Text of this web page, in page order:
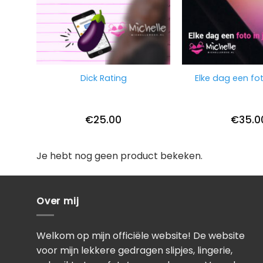
Dick Rating
€25.00
Elke dag een
€
Je hebt nog geen product bekeken.
Over mij
Welkom op mijn officiële website! De website
voor mijn lekkere gedragen slipjes, lingerie,